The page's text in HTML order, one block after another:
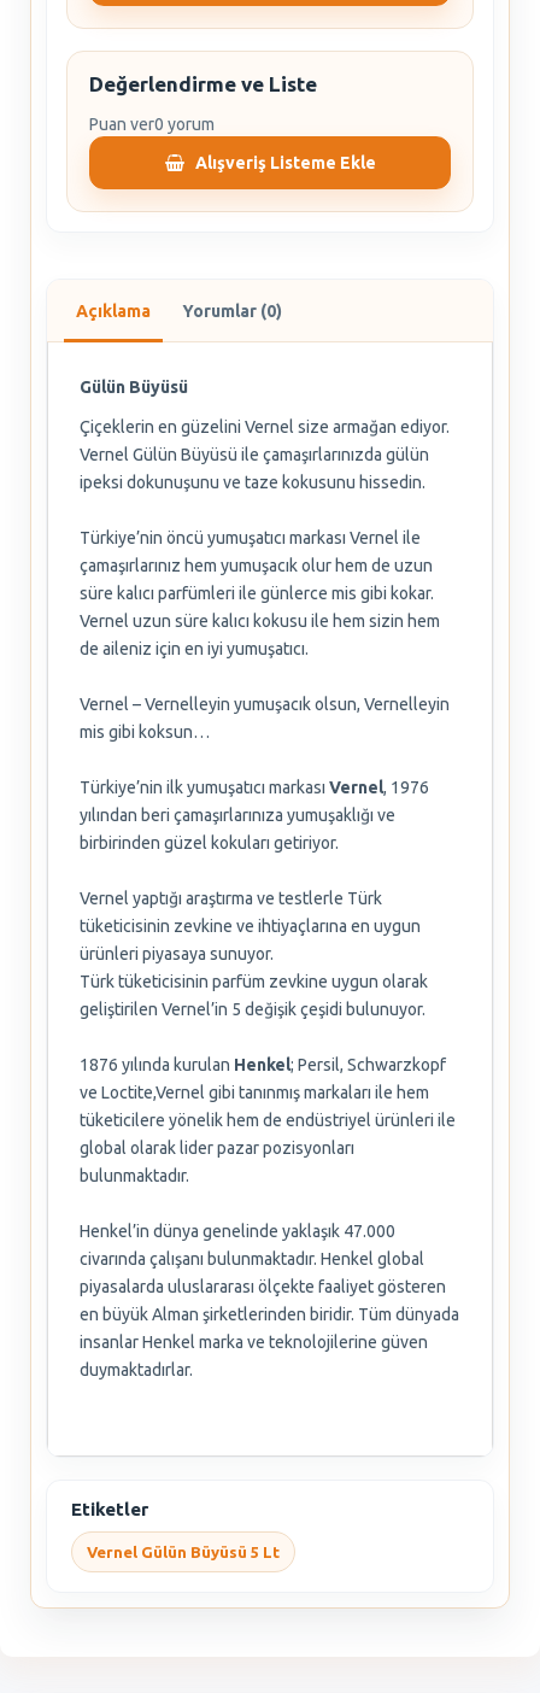
Değerlendirme ve Liste
Puan ver0 yorum
Alışveriş Listeme Ekle
Açıklama Yorumlar (0)
Gülün Büyüsü
Çiçeklerin en güzelini Vernel size armağan ediyor.
Vernel Gülün Büyüsü ile çamaşırlarınızda gülün
ipeksi dokunuşunu ve taze kokusunu hissedin.
Türkiye’nin öncü yumuşatıcı markası Vernel ile
çamaşırlarınız hem yumuşacık olur hem de uzun
süre kalıcı parfümleri ile günlerce mis gibi kokar.
Vernel uzun süre kalıcı kokusu ile hem sizin hem
de aileniz için en iyi yumuşatıcı.
Vernel – Vernelleyin yumuşacık olsun, Vernelleyin
mis gibi koksun…
Türkiye’nin ilk yumuşatıcı markası Vernel, 1976
yılından beri çamaşırlarınıza yumuşaklığı ve
birbirinden güzel kokuları getiriyor.
Vernel yaptığı araştırma ve testlerle Türk
tüketicisinin zevkine ve ihtiyaçlarına en uygun
ürünleri piyasaya sunuyor.
Türk tüketicisinin parfüm zevkine uygun olarak
geliştirilen Vernel’in 5 değişik çeşidi bulunuyor.
1876 yılında kurulan Henkel; Persil, Schwarzkopf
ve Loctite,Vernel gibi tanınmış markaları ile hem
tüketicilere yönelik hem de endüstriyel ürünleri ile
global olarak lider pazar pozisyonları
bulunmaktadır.
Henkel’in dünya genelinde yaklaşık 47.000
civarında çalışanı bulunmaktadır. Henkel global
piyasalarda uluslararası ölçekte faaliyet gösteren
en büyük Alman şirketlerinden biridir. Tüm dünyada
insanlar Henkel marka ve teknolojilerine güven
duymaktadırlar.
Etiketler
Vernel Gülün Büyüsü 5 Lt